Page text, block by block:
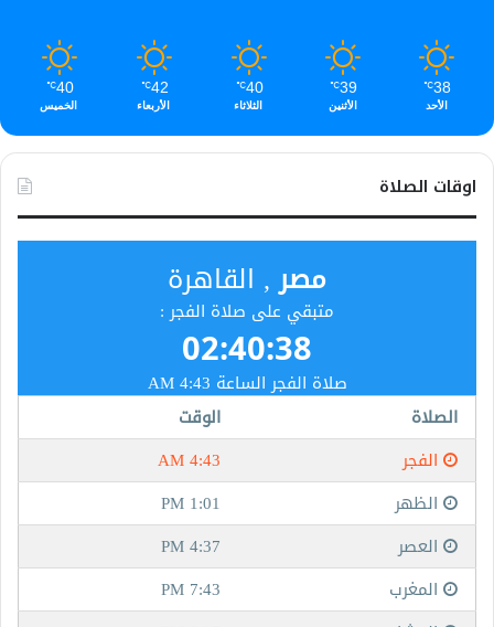
38
℃
الأحد
39
℃
الأثنين
40
℃
الثلاثاء
42
℃
الأربعاء
40
℃
الخميس
اوقات الصلاة